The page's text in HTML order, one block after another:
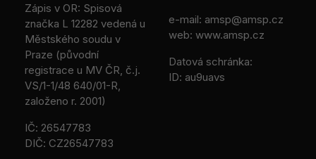
Zápis v OR: Spisová
značka L 12282 vedená u
Městského soudu v
Praze (původní
registrace u MV ČR, č.j.
VS/1-1/48 640/01-R,
založeno r. 2001)
IČ: 26547783
DIČ: CZ26547783
e-mail: amsp@amsp.cz
web: www.amsp.cz
Datová schránka:
ID: au9uavs